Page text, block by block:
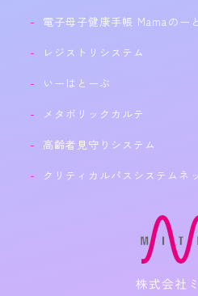
電子母子健康手帳 Mamaのーと
レジストリシステム
いーはとーぶ
メタボリックカルテ
高齢者見守りシステム
クリティカルパスシステムネ